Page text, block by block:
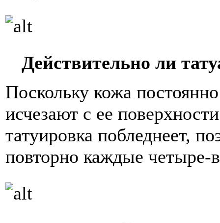
Действительно ли
Поскольку кожа
исчезают с ее
татуировка побледнеет,
повторно каждые четыре-